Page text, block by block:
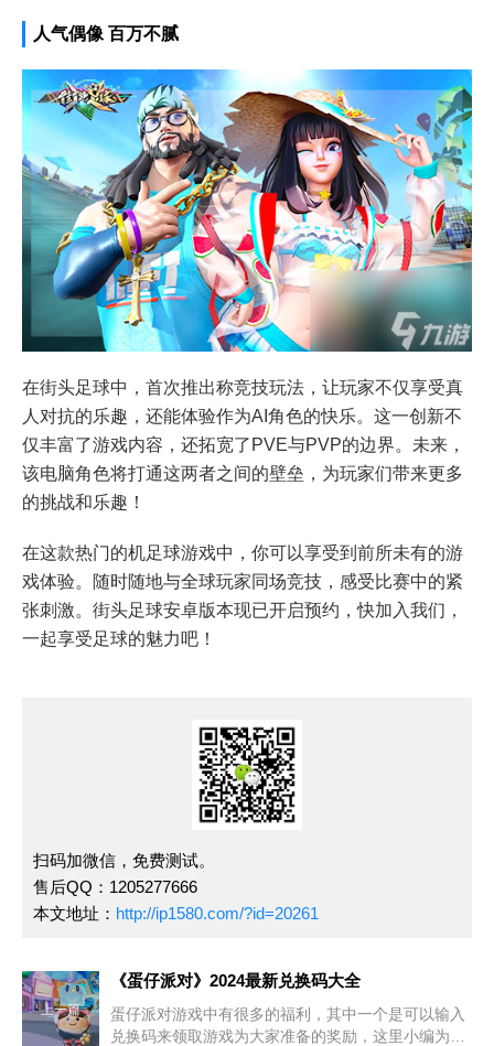
人气偶像 百万不腻
在街头足球中，首次推出称竞技玩法，让玩家不仅享受真
人对抗的乐趣，还能体验作为AI角色的快乐。这一创新不
仅丰富了游戏内容，还拓宽了PVE与PVP的边界。未来，
该电脑角色将打通这两者之间的壁垒，为玩家们带来更多
的挑战和乐趣！
在这款热门的机足球游戏中，你可以享受到前所未有的游
戏体验。随时随地与全球玩家同场竞技，感受比赛中的紧
张刺激。街头足球安卓版本现已开启预约，快加入我们，
一起享受足球的魅力吧！
扫码加微信，免费测试。
售后QQ：1205277666
本文地址： http://ip1580.com/?id=20261
上一篇
《蛋仔派对》2024最新兑换码大全
蛋仔派对游戏中有很多的福利，其中一个是可以输入
兑换码来领取游戏为大家准备的奖励，这里小编为大